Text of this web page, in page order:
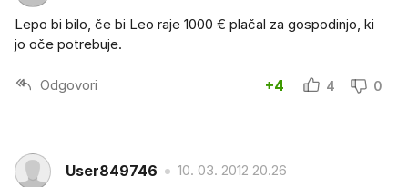
Lepo bi bilo, če bi Leo raje 1000 € plačal za gospodinjo, ki
jo oče potrebuje.
Odgovori +4 4 0
User849746 10. 03. 2012 20.26